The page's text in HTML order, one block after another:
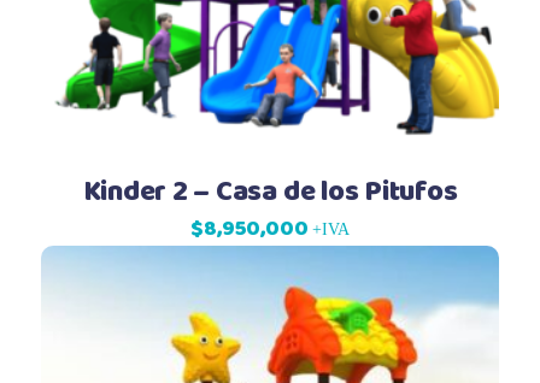
Kinder 2 – Casa de los Pitufos
$8,950,000 +IVA